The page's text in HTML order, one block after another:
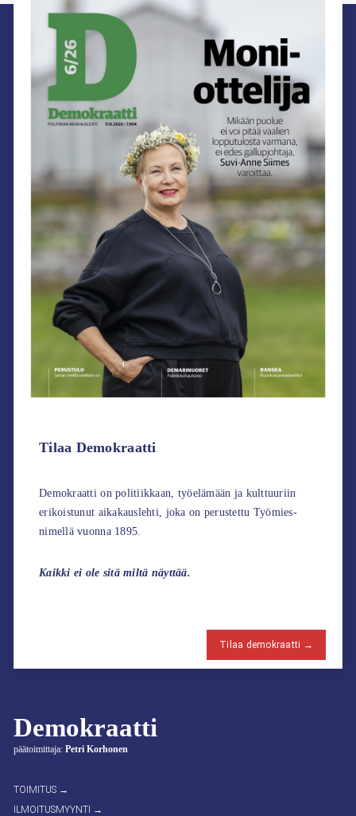
Demokraatti
päätoimittaja: Petri Korhonen
TOIMITUS →
ILMOITUSMYYNTI →
Tilaa Demokraatti
Demokraatti on politiikkaan, työelämään ja kulttuuriin
erikoistunut aikakauslehti, joka on perustettu Työmies-
nimellä vuonna 1895.
Kaikki ei ole sitä miltä näyttää.
Tilaa demokraatti →